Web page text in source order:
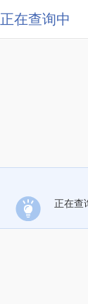
正在查询中
正在查